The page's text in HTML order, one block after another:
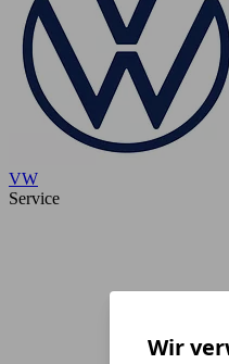
VW
Service
Wir